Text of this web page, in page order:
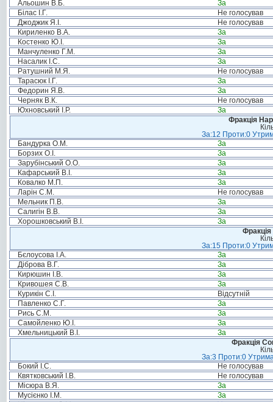
Альошин В.Б.
За
Білас І.Г.
Не голосував
Джоджик Я.І.
Не голосував
Кириленко В.А.
За
Костенко Ю.І.
За
Манчуленко Г.М.
За
Насалик І.С.
За
Ратушний М.Я.
Не голосував
Тарасюк І.Г.
За
Федорин Я.В.
За
Черняк В.К.
Не голосував
Юхновський І.Р.
За
Фракція
За:12 Проти:0
Бандурка О.М.
За
Борзих О.І.
За
Зарубінський О.О.
За
Кафарський В.І.
За
Ковалко М.П.
За
Ларін С.М.
Не голосував
Мельник П.В.
За
Салигін В.В.
За
Хорошковський В.І.
За
Фракція
За:15 Проти:0
Бєлоусова І.А.
За
Діброва В.Г.
За
Кирюшин І.В.
За
Кривошея С.В.
За
Курикін С.І.
Відсутній
Павленко С.Г.
За
Рись С.М.
За
Самойленко Ю.І.
За
Хмельницький В.І.
За
Фракція
За:3 Проти:0
Бокий І.С.
Не голосував
Квятковський І.В.
Не голосував
Місюра В.Я.
За
Мусієнко І.М.
За